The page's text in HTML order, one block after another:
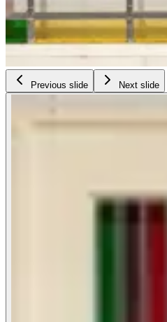
Previous slide Next slide